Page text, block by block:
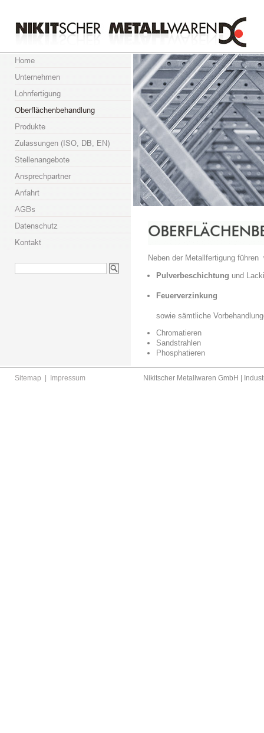
Neben der Metallfertigung
Pulverbeschichtung und
Feuerverzinkung
sowie sämtliche
Chromatieren
Sandstrahlen
Phosphatieren
Sitemap Impressum Nikitscher Metallwaren GmbH |